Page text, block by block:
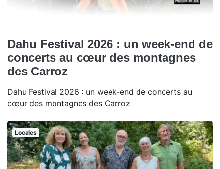
Dahu Festival 2026 : un week-end de
concerts au cœur des montagnes
des Carroz
Dahu Festival 2026 : un week-end de concerts au
cœur des montagnes des Carroz
Locales